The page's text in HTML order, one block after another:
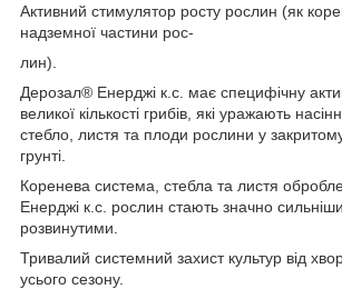
Активний стимулятор росту рослин (як
надземної частини рос-
лин).
Дерозал® Енерджі к.с. має специфічну
великої кількості грибів, які уражають
стебло, листя та плоди рослини у
грунті.
Коренева система, стебла та листя
Енерджі к.с. рослин стають значно
розвинутими.
Тривалий системний захист культур від
усього сезону.